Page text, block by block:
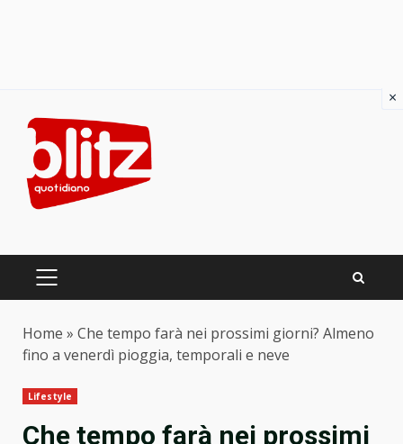
content
PRIMARY
Home » Che tempo farà nei prossimi giorni? Almeno
fino a venerdì pioggia, temporali e neve
Lifestyle
Che tempo farà nei prossimi
×